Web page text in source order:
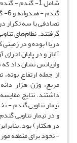
گرفتند. نظام‌های
دریا) بوده و در
آغاز و در پایان
واریانس نشان داد که
از جمله ارتفاع
مربع، وزن هزار
داشتند. نتایج
در هکتار) بود.
- نخود برای منطقه